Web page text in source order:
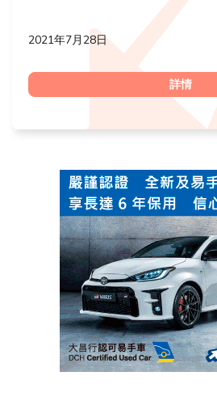
2021年7月28日
詳情